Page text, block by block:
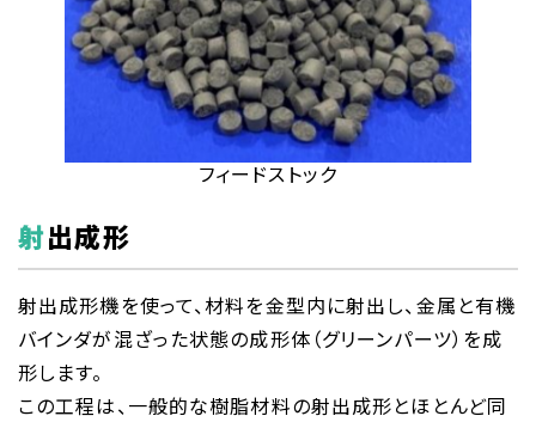
フィードストック
射出成形
射出成形機を使って、材料を金型内に射出し、金属と有機
バインダが混ざった状態の成形体（グリーンパーツ）を成
形します。
この工程は、一般的な樹脂材料の射出成形とほとんど同